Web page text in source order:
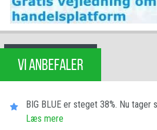
VI ANBEFALER
BIG BLUE er steget 38%. Nu
Læs mere